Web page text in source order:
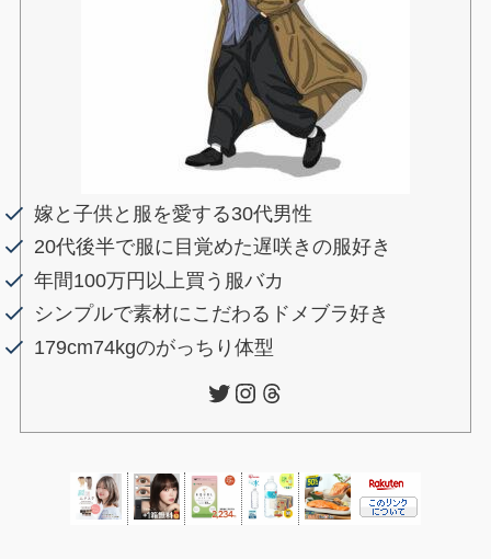
嫁と子供と服を愛する30代男性
20代後半で服に目覚めた遅咲きの服好き
年間100万円以上買う服バカ
シンプルで素材にこだわるドメブラ好き
179cm74kgのがっちり体型
Twitter Instagram Threads